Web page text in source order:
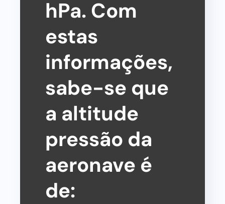
hPa. Com
estas
informações,
sabe-se que
a altitude
pressão da
aeronave é
de: